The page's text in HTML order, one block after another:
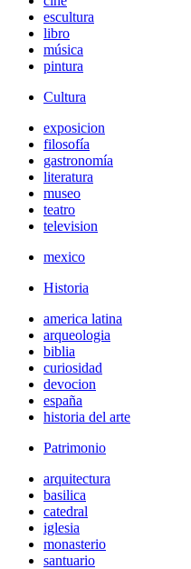
escultura
libro
música
pintura
Cultura
exposicion
filosofía
gastronomía
literatura
museo
teatro
television
mexico
Historia
america latina
arqueologia
biblia
curiosidad
devocion
españa
historia del arte
Patrimonio
arquitectura
basilica
catedral
iglesia
monasterio
santuario